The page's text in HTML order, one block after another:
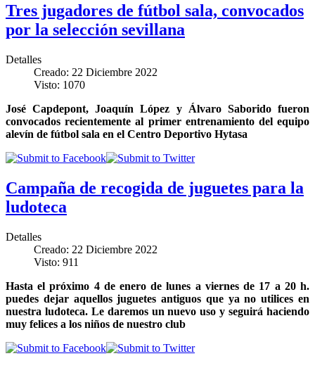
Tres jugadores de fútbol sala, convocados
por la selección sevillana
Detalles
Creado: 22 Diciembre 2022
Visto: 1070
José Capdepont, Joaquín López y Álvaro Saborido fueron
convocados recientemente al primer entrenamiento del equipo
alevín de fútbol sala en el Centro Deportivo Hytasa
Campaña de recogida de juguetes para la
ludoteca
Detalles
Creado: 22 Diciembre 2022
Visto: 911
Hasta el próximo 4 de enero de lunes a viernes de 17 a 20 h.
puedes dejar aquellos juguetes antiguos que ya no utilices en
nuestra ludoteca. Le daremos un nuevo uso y seguirá haciendo
muy felices a los niños de nuestro club